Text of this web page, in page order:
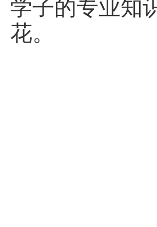
学子的专业知
花。